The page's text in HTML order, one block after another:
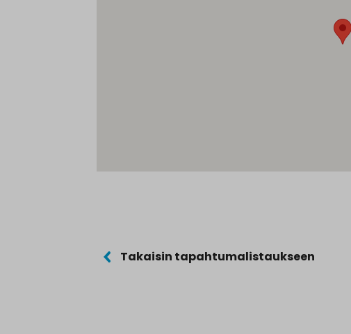
Takaisin tapahtumalistaukseen